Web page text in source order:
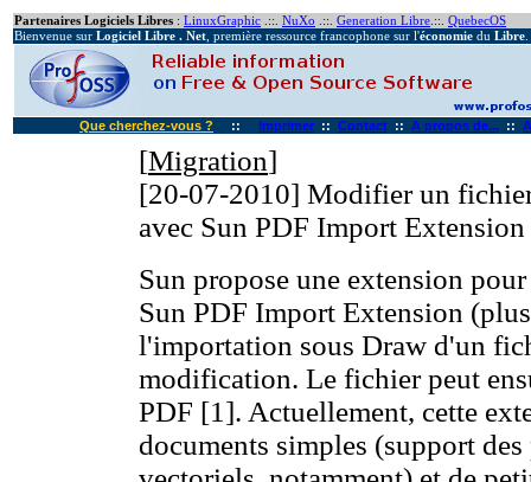
Partenaires Logiciels Libres : LinuxGraphic .::. NuXo .::. Generation Libre .::. QuebecOS
Bienvenue sur Logiciel Libre . Net , première ressource francophone sur l'économie du Libre
Que cherchez-vous ? :: Imprimer :: Contact :: A propos de... ::
[Migration]
[20-07-2010] Modifier un
avec Sun PDF Import Extension
Sun propose une extension
Sun PDF Import Extension
l'importation sous Draw d'un
modification. Le fichier peut
PDF [1]. Actuellement, cette
documents simples (support